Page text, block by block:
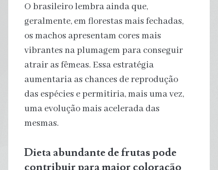
O brasileiro lembra ainda que,
geralmente, em florestas mais fechadas,
os machos apresentam cores mais
vibrantes na plumagem para conseguir
atrair as fêmeas. Essa estratégia
aumentaria as chances de reprodução
das espécies e permitiria, mais uma vez,
uma evolução mais acelerada das
mesmas.
Dieta abundante de frutas pode
contribuir para maior coloração